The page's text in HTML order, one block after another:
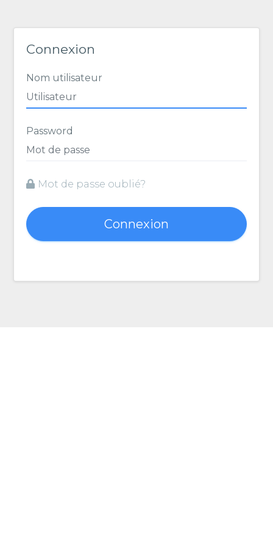
Connexion
Nom utilisateur
Password
Mot de passe oublié?
Connexion